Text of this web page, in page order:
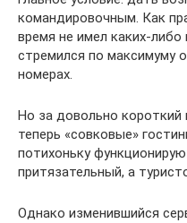
командировочным. Как
время не имел каких-
стремился по максимуму
номерах.
Но за довольно короткий
теперь «совковые»
потихоньку
притязательный, а
Однако изменившийся